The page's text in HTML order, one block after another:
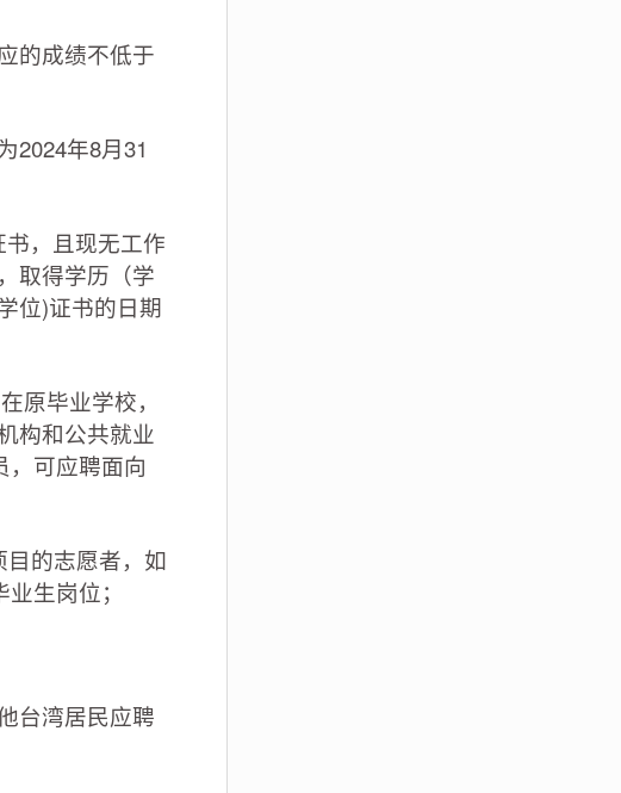
的成绩不低于
年8月31
，且现无工作
取得学历（学
位)证书的日期
毕业学校，
构和公共就业
，可应聘面向
目的志愿者，如
生岗位；
台湾居民应聘